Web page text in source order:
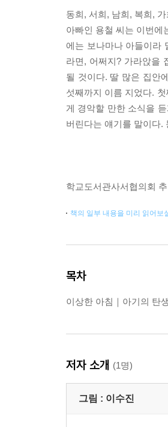
동희, 서희, 남희, 복희,
아빠인 용철 씨는 이번에
에는 보나마나 아들이라
라면, 어쩌지? 가라앉을
될 것이다. 딸 많은 집안
섯째까지 이름 지었다.
게 경악할 만한 소식을
버린다는 얘기를 말이다.
학교도서관사서협의회
책의 일부 내용을 미리 읽어보
목차
이상한 아침｜아기의 탄
저자 소개 (1명)
그림 : 이수진